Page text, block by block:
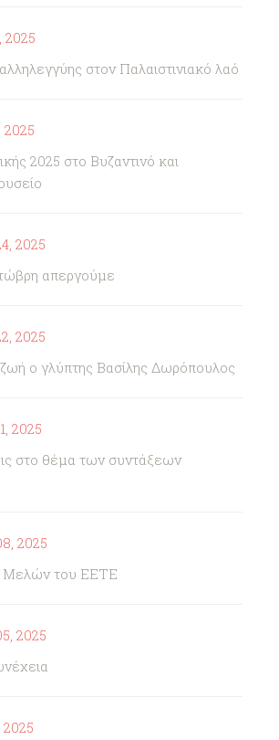
2025
στον Παλαιστινιακό λαό
2025 στο Βυζαντινό και
2025
απεργούμε
2025
ο γλύπτης Βασίλης Δωρόπουλος
2025
στο θέμα των συντάξεων
2025
του ΕΕΤΕ
2025